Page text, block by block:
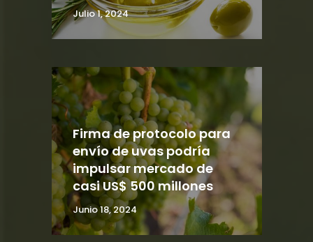
Julio 1, 2024
Firma de protocolo para
envío de uvas podría
impulsar mercado de
casi US$ 500 millones
Junio 18, 2024